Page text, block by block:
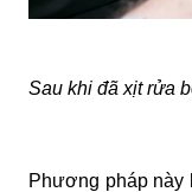
Sau khi đã xịt rửa
Phương pháp này